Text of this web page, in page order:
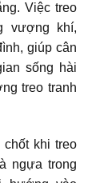
Việc treo
vượng khí,
giúp cân
sống hài
treo tranh
khi treo
ngựa trong